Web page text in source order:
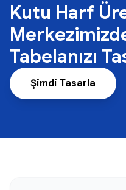
Kutu Harf
Tabelanızı
Şimdi Tasarla